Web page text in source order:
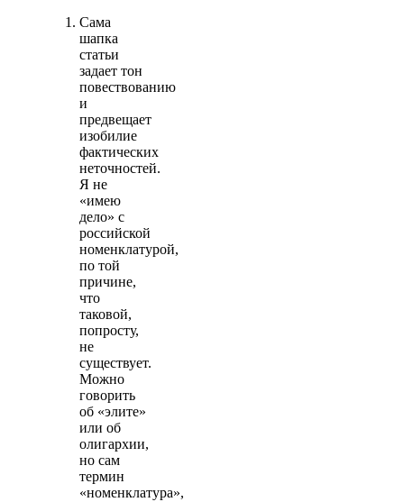
Сама
шапка
статьи
задает тон
повествованию
и
предвещает
изобилие
фактических
неточностей.
Я не
«имею
дело» с
российской
номенклатурой,
по той
причине,
что
таковой,
попросту,
не
существует.
Можно
говорить
об «элите»
или об
олигархии,
но сам
термин
«номенклатура»,